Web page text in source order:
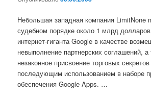
Небольшая западная компания LimitNone
судебном порядке около 1 млрд
интернет-гиганта Google в качестве
невыполнение партнерских соглашений, а
незаконное присвоение торговых
последующим использованием в наборе
обеспечения Google Apps. …